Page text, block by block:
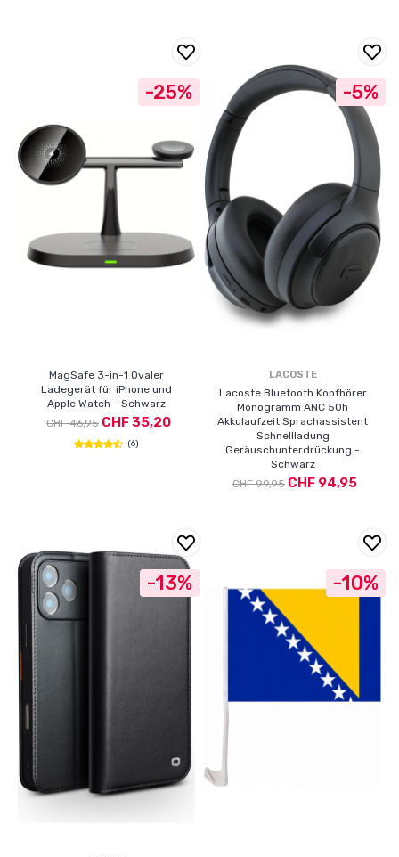
MagSafe 3-in-1 Ovaler
Ladegerät für iPhone und
Apple Watch - Schwarz
CHF 46,95 CHF 35,20
(6)
-25%
LACOSTE
Lacoste Bluetooth Kopfhörer
Monogramm ANC 50h
Akkulaufzeit Sprachassistent
Schnellladung
Geräuschunterdrückung -
Schwarz
CHF 99,95 CHF 94,95
-5%
-13% -10%